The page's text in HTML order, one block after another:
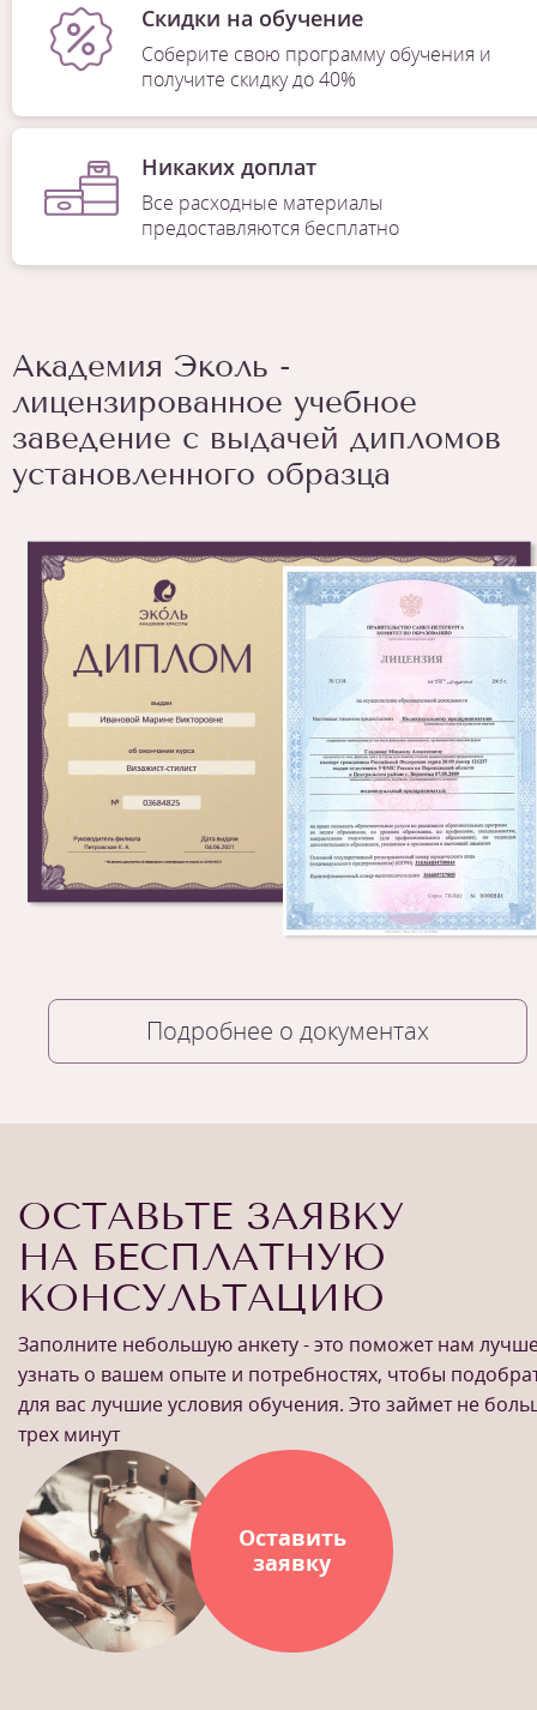
Скидки на обучение
Соберите свою программу обучения и
получите скидку до 40%
Никаких доплат
Все расходные материалы
предоставляются бесплатно
Академия Эколь -
лицензированное учебное
заведение с выдачей дипломов
установленного образца
Подробнее о документах
ОСТАВЬТЕ ЗАЯВКУ
НА БЕСПЛАТНУЮ
КОНСУЛЬТАЦИЮ
Заполните небольшую анкету - это поможет нам
узнать о вашем опыте и потребностях, чтобы
для вас лучшие условия обучения. Это займет не
трех минут
Оставить
заявку